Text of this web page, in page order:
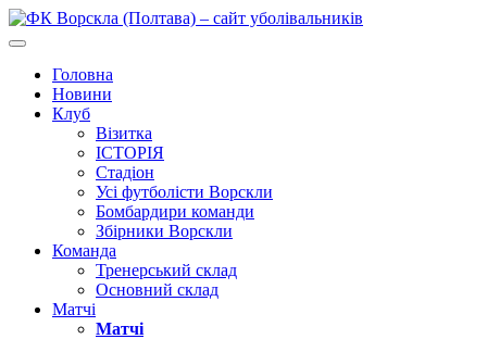
Головна
Новини
Клуб
Візитка
ІСТОРІЯ
Стадіон
Усі футболісти Ворскли
Бомбардири команди
Збірники Ворскли
Команда
Тренерський склад
Основний склад
Матчі
Матчі